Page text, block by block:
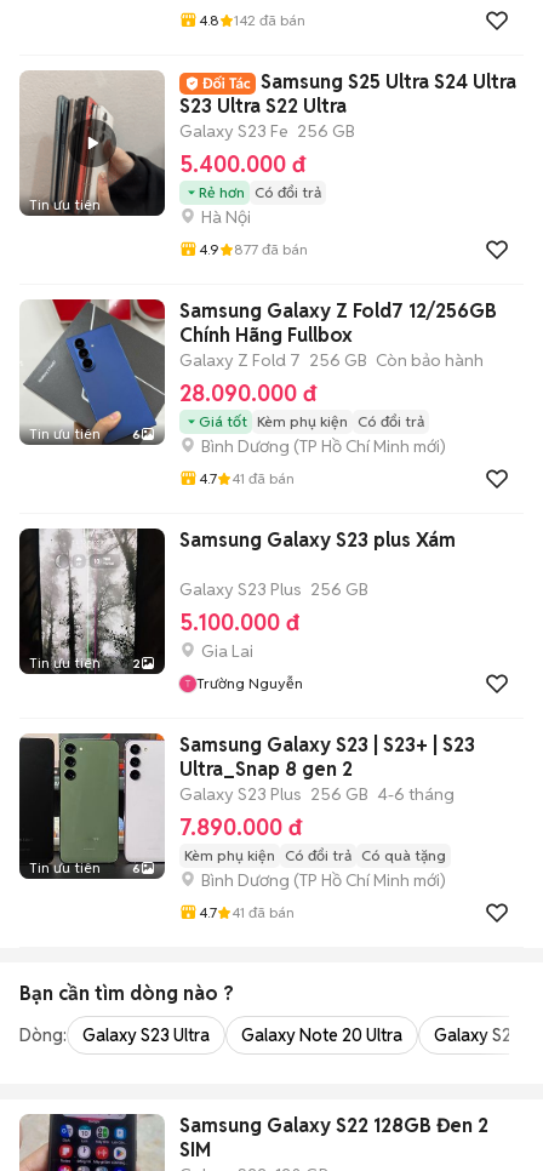
4.8 142 đã bán
Tin ưu tiên
Samsung S25 Ultra S24 Ultra
S23 Ultra S22 Ultra
Galaxy S23 Fe 256 GB
5.400.000 đ
Rẻ hơn Có đổi trả
Hà Nội
4.9 877 đã bán
Tin ưu tiên 6
Samsung Galaxy Z Fold7 12/256GB
Chính Hãng Fullbox
Galaxy Z Fold 7 256 GB Còn bảo hành
28.090.000 đ
Giá tốt Kèm phụ kiện Có đổi trả
Bình Dương (TP Hồ Chí Minh mới)
4.7 41 đã bán
Tin ưu tiên 2
Samsung Galaxy S23 plus Xám
Galaxy S23 Plus 256 GB
5.100.000 đ
Gia Lai
Trường Nguyễn
Tin ưu tiên 6
Samsung Galaxy S23 | S23+ | S23
Ultra_Snap 8 gen 2
Galaxy S23 Plus 256 GB 4-6 tháng
7.890.000 đ
Kèm phụ kiện Có đổi trả Có quà tặng
Bình Dương (TP Hồ Chí Minh mới)
4.7 41 đã bán
Bạn cần tìm dòng nào ?
Dòng: Galaxy S23 Ultra Galaxy Note 20 Ultra Galaxy S24
Samsung Galaxy S22 128GB Đen 2
SIM